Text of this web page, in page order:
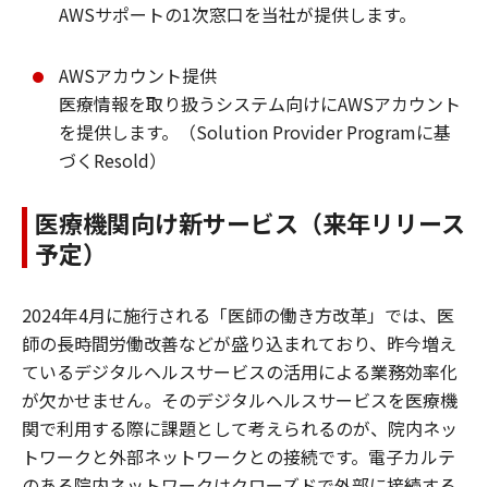
AWSサポートの1次窓口を当社が提供します。
AWSアカウント提供
医療情報を取り扱うシステム向けにAWSアカウント
を提供します。（Solution Provider Programに基
づくResold）
医療機関向け新サービス（来年リリース
予定）
2024年4月に施行される「医師の働き方改革」では、医
師の長時間労働改善などが盛り込まれており、昨今増え
ているデジタルヘルスサービスの活用による業務効率化
が欠かせません。そのデジタルヘルスサービスを医療機
関で利用する際に課題として考えられるのが、院内ネッ
トワークと外部ネットワークとの接続です。電子カルテ